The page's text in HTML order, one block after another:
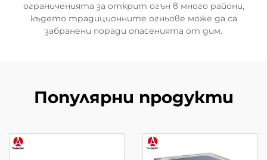
ограниченията за открит огън в много райони,
където традиционните огньове може да са
забранени поради опасенията от дим.
Популярни продукти